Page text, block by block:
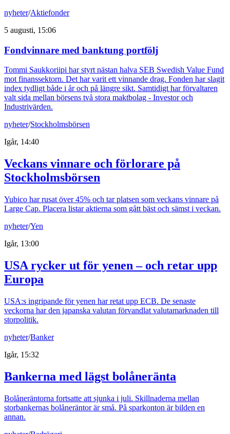
nyheter/Aktiefonder
5 augusti, 15:06
Fondvinnare med banktung portfölj
Tommi Saukkoriipi har styrt nästan halva SEB Swedish Value Fund
mot finanssektorn. Det har varit ett vinnande drag. Fonden har slagit
index tydligt både i år och på längre sikt. Samtidigt har förvaltaren
valt sida mellan börsens två stora maktbolag - Investor och
Industrivärden.
nyheter/Stockholmsbörsen
Igår, 14:40
Veckans vinnare och förlorare på
Stockholmsbörsen
Yubico har rusat över 45% och tar platsen som veckans vinnare på
Large Cap. Placera listar aktierna som gått bäst och sämst i veckan.
nyheter/Yen
Igår, 13:00
USA rycker ut för yenen – och retar upp
Europa
USA:s ingripande för yenen har retat upp ECB. De senaste
veckorna har den japanska valutan förvandlat valutamarknaden till
storpolitik.
nyheter/Banker
Igår, 15:32
Bankerna med lägst bolåneränta
Bolåneräntorna fortsatte att sjunka i juli. Skillnaderna mellan
storbankernas bolåneräntor är små. På sparkonton är bilden en
annan.